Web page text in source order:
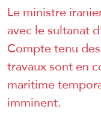
Le ministre
avec le sultanat
Compte tenu
travaux sont en
maritime
imminent.